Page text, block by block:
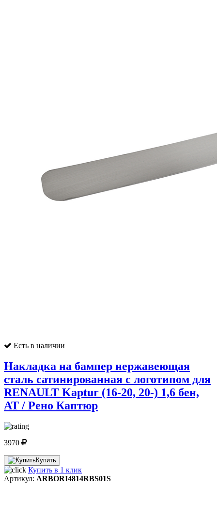
Есть в наличии
Накладка на бампер нержавеющая
сталь сатинированная с логотипом для
RENAULT Kaptur (16-20, 20-) 1,6 бен,
AT / Рено Каптюр
3970
Купить
Купить в 1 клик
Артикул: ARBORI4814RBS01S